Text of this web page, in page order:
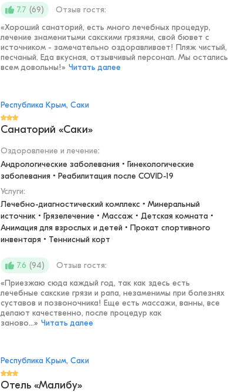
7.7 (69)
Отзыв гостя:
«Хороший санаторий, есть много лечебных процедур,
лечение знаменитыми сакскими грязями, свой бювет с
источником - замечательно оздоравливает! Пляж чистый,
песчаный. Еда вкусная, отзывчивый персонал. Мы остались
всем довольны!» Читать далее
Республика Крым, Саки
Санаторий «Саки»
Оздоровление и лечение:
Андрологические заболевания • Гинекологические
заболевания • Реабилитация после COVID-19
Услуги:
Лечебно-диагностический комплекс • Минеральный
источник • Грязелечение • Массаж • Детская комната •
Анимация для взрослых и детей • Прокат спортивного
инвентаря • Теннисный корт
7.6 (94)
Отзыв гостя:
«Приезжаю сюда каждый год, так как здесь есть
лечебные сакские грязи и рапа, незаменимы при болезнях
суставов и позвоночника! Еще есть массажи, ванны, все
делают качественно, после процедур как
заново...» Читать далее
Республика Крым, Саки
Отель «Малибу»